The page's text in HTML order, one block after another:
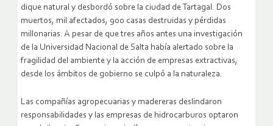
dique natural y desbordó sobre la ciudad de Tartagal. Dos
muertos, mil afectados, 900 casas destruidas y pérdidas
millonarias. A pesar de que tres años antes una investigación
de la Universidad Nacional de Salta había alertado sobre la
fragilidad del ambiente y la acción de empresas extractivas,
desde los ámbitos de gobierno se culpó a la naturaleza.
Las compañías agropecuarias y madereras deslindaron
responsabilidades y las empresas de hidrocarburos optaron